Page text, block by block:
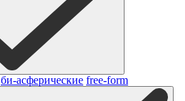
би-асферические free-form